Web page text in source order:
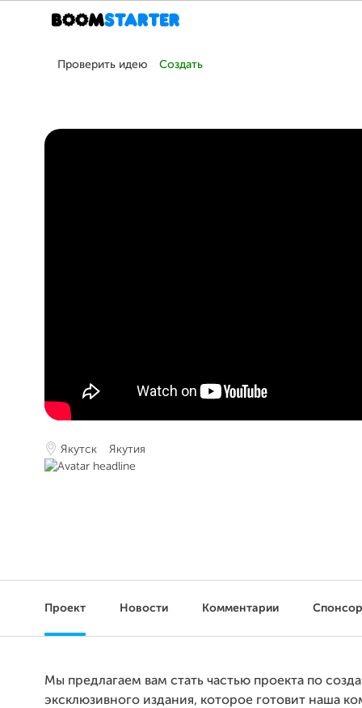
Проверить идею Создать
Якутск Якутия
Проект Новости Комментарии
Мы предлагаем вам стать частью проекта по
эксклюзивного издания, которое готовит наша